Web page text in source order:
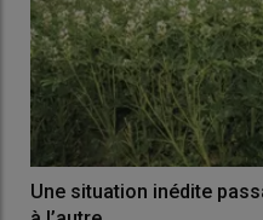
Une situation inédite